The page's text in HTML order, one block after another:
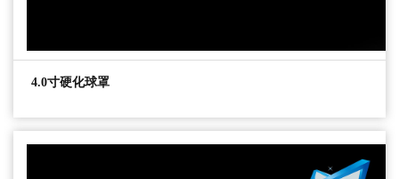
4.0寸硬化球罩